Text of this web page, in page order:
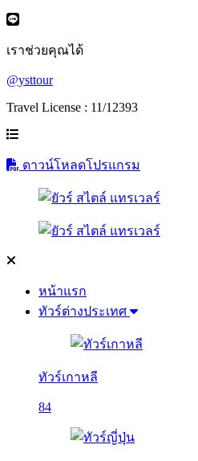
เราช่วยคุณได้
@ysttour
Travel License : 11/12393
ดาวน์โหลดโปรแกรม
หน้าแรก
ทัวร์ต่างประเทศ
ทัวร์เกาหลี
84